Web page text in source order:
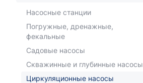
Насосные станции
Погружные, дренажные,
фекальные
Садовые насосы
Скважинные и глубинные насосы
Циркуляционные насосы